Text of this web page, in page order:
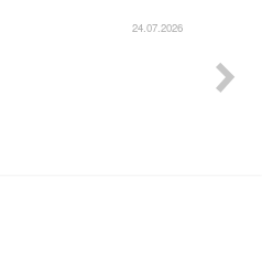
24.07.2026